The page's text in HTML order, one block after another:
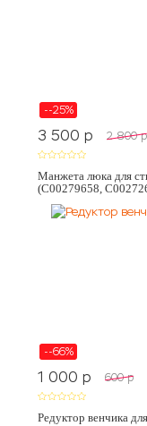
--25%
3 500 p 2 800 p
Манжета люка для
(C00279658,
--66%
1 000 p 600 p
Редуктор венчика